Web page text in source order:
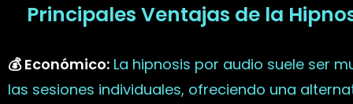
Principales Ventajas de la
💰 Económico: La hipnosis por audio suele ser
las sesiones individuales, ofreciendo una